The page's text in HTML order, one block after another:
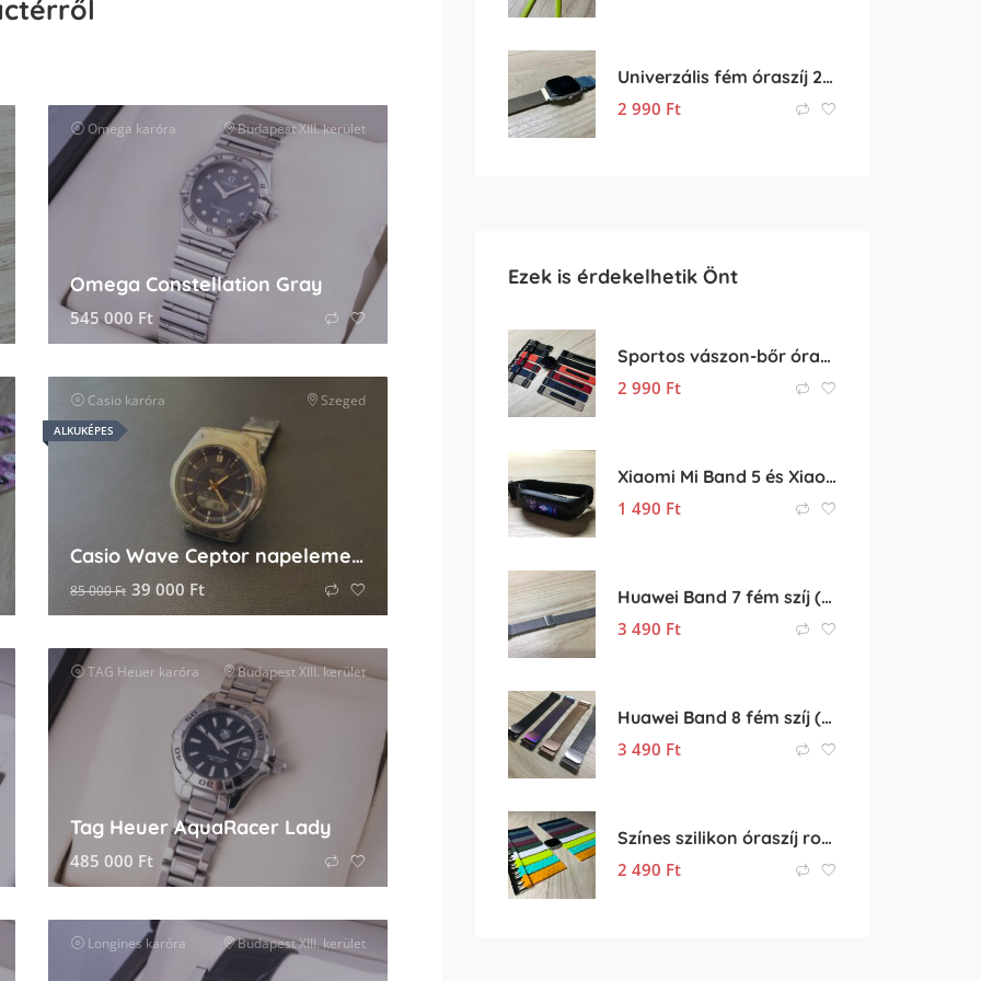
Omega karóra Budapest XIII. kerület
Omega Constellation Gray
545 000 Ft
ALKUKÉPES
Casio karóra Szeged
Casio Wave Ceptor napelemes rádióvezérelt férfi karóra
85 000Ft 39 000 Ft
TAG Heuer karóra Budapest XIII. kerület
Tag Heuer AquaRacer Lady
485 000 Ft
Longines karóra Budapest XIII. kerület
Univerzális fém óraszíj 20mm (óra szíj)
2 990 Ft
Ezek is érdekelhetik Önt
Sportos vászon-bőr óraszíj 20mm-es órához
2 990 Ft
Xiaomi Mi Band 5 és Xiaomi Mi Band 6 gumis pótszíj (fekete)
1 490 Ft
Huawei Band 7 fém szíj (fém óraszíj, rozsdamentes acél szíj)
3 490 Ft
Huawei Band 8 fém szíj (fém óraszíj, rozsdamentes acél szíj)
3 490 Ft
Színes szilikon óraszíj rombusz mintával (20mm-es méret)
2 490 Ft